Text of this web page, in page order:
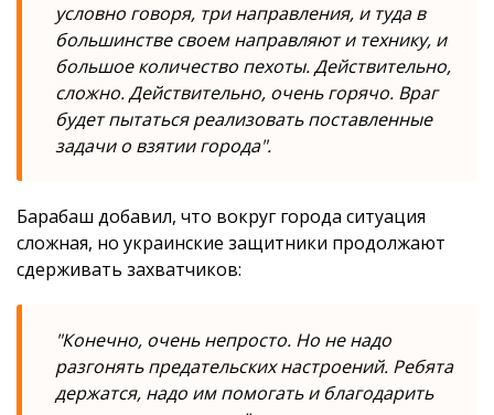
условно говоря, три направления, и туда в
большинстве своем направляют и технику, и
большое количество пехоты. Действительно,
сложно. Действительно, очень горячо. Враг
будет пытаться реализовать поставленные
задачи о взятии города".
Барабаш добавил, что вокруг города ситуация
сложная, но украинские защитники продолжают
сдерживать захватчиков:
"Конечно, очень непросто. Но не надо
разгонять предательских настроений. Ребята
держатся, надо им помогать и благодарить